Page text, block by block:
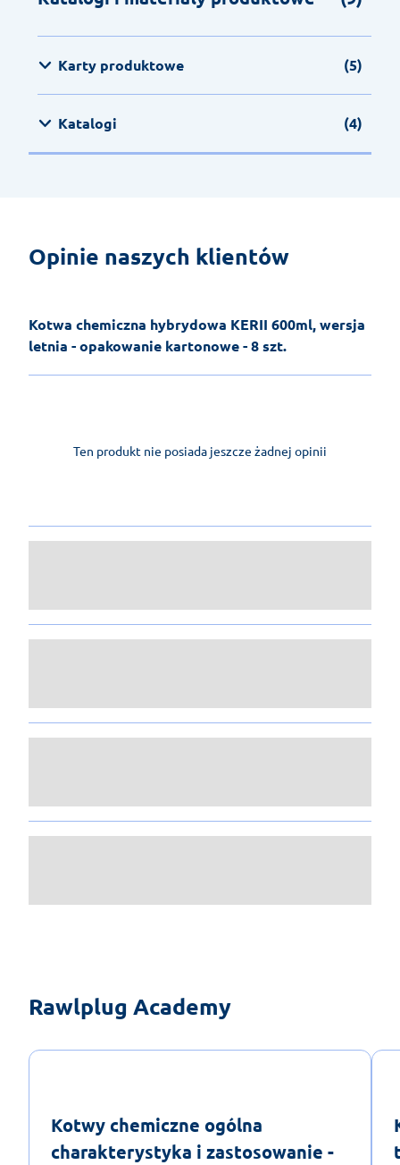
Karty produktowe (5)
Katalogi (4)
Opinie naszych klientów
Kotwa chemiczna hybrydowa KERII 600ml, wersja
letnia - opakowanie kartonowe - 8 szt.
Ten produkt nie posiada jeszcze żadnej opinii
Rawlplug Academy
Kotwy chemiczne ogólna
charakterystyka i zastosowanie -